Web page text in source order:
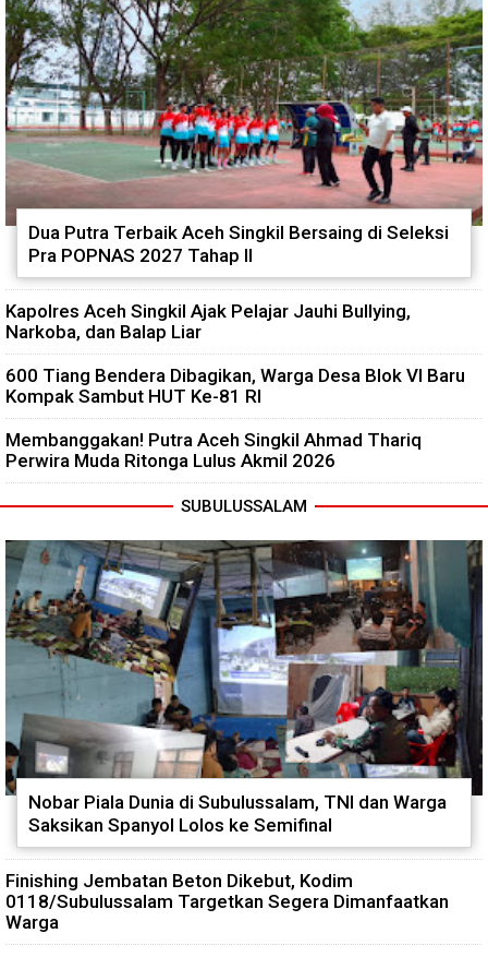
Dua Putra Terbaik Aceh Singkil Bersaing di Seleksi
Pra POPNAS 2027 Tahap II
Kapolres Aceh Singkil Ajak Pelajar Jauhi Bullying,
Narkoba, dan Balap Liar
600 Tiang Bendera Dibagikan, Warga Desa Blok VI Baru
Kompak Sambut HUT Ke-81 RI
Membanggakan! Putra Aceh Singkil Ahmad Thariq
Perwira Muda Ritonga Lulus Akmil 2026
SUBULUSSALAM
Nobar Piala Dunia di Subulussalam, TNI dan Warga
Saksikan Spanyol Lolos ke Semifinal
Finishing Jembatan Beton Dikebut, Kodim
0118/Subulussalam Targetkan Segera Dimanfaatkan
Warga